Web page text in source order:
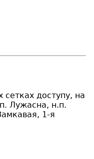
сетках доступу, на
Лужасна, н.п.
1-я